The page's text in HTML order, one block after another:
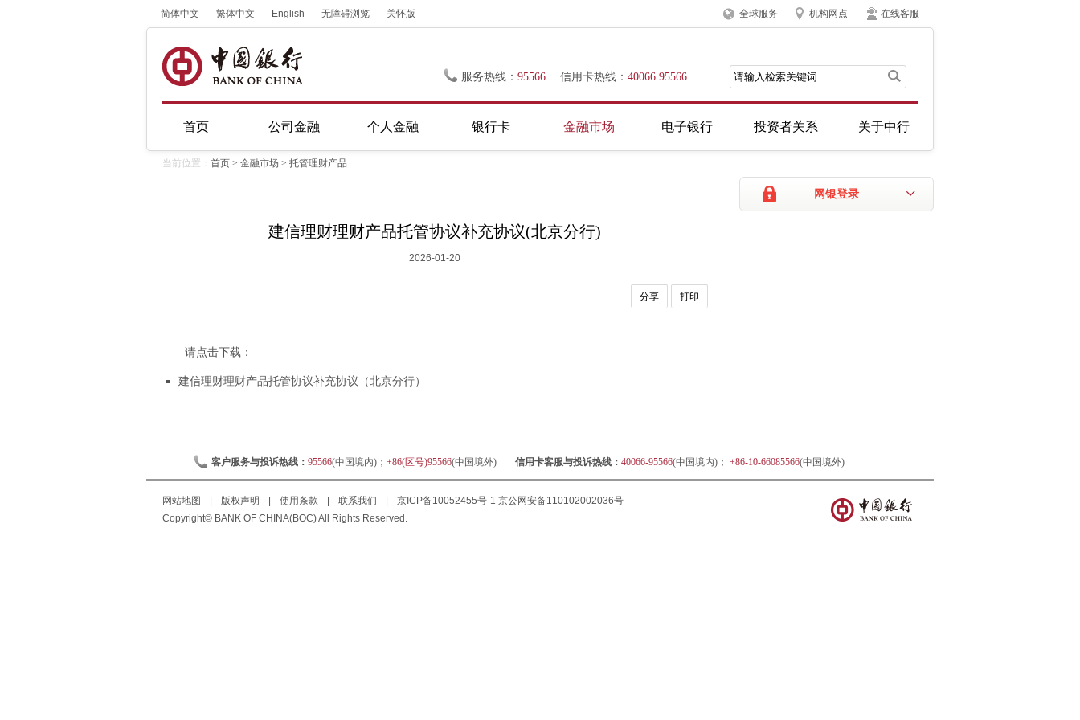
简体中文 繁体中文 English 无障碍浏览 关怀版 全球服务 机构网点 在线客服
服务热线： 95566 信用卡热线： 40066 95566
首页 公司金融 个人金融 银行卡 金融市场 电子银行 投资者关系 关于中行
当前位置： 首页 > 金融市场 > 托管理财产品
网银登录
建信理财理财产品托管协议补充协议(北京分行)
2026-01-20
分享 打印
请点击下载：
建信理财理财产品托管协议补充协议（北京分行）
客户服务与投诉热线： 95566(中国境内)； +86(区号)95566(中国境外) 信用卡客服与投诉热线： 40066-95566(中国境内)； +86-10-66085566(中国境外)
网站地图 版权声明 使用条款 联系我们 京ICP备10052455号-1 京公网安备110102002036号
Copyright© BANK OF CHINA(BOC) All Rights Reserved.